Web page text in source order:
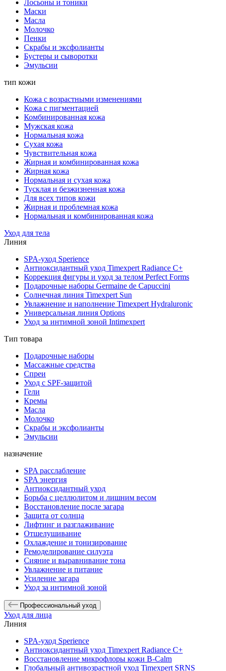
Лосьоны и тоники
Маски
Масла
Молочко
Пенки
Скрабы и эксфолианты
Бустеры и сыворотки
Эмульсии
тип кожи
Кожа с возрастными изменениями
Кожа с пигментацией
Комбинированная кожа
Мужская кожа
Нормальная кожа
Сухая кожа
Чувствительная кожа
Жирная и комбинированная кожа
Жирная кожа
Нормальная и сухая кожа
Тусклая и безжизненная кожа
Для всех типов кожи
Жирная и проблемная кожа
Нормальная и комбинированная кожа
Уход для тела
Линия
SPA-уход Sperience
Антиоксидантный уход Timexpert Radiance C+
Коррекция фигуры и уход за телом Perfect Forms
Подарочные наборы Germaine de Capuccini
Солнечная линия Timexpert Sun
Увлажнение и наполнение Timexpert Hydraluronic
Универсальная линия Options
Уход за интимной зоной Intimexpert
Тип товара
Подарочные наборы
Массажные средства
Спреи
Уход с SPF-защитой
Гели
Кремы
Масла
Молочко
Скрабы и эксфолианты
Эмульсии
назначение
SPA расслабление
SPA энергия
Антиоксидантный уход
Борьба с целлюлитом и лишним весом
Восстановление после загара
Защита от солнца
Лифтинг и разглаживание
Отшелушивание
Охлаждение и тонизирование
Ремоделирование силуэта
Сияние и выравнивание тона
Увлажнение и питание
Усиление загара
Уход за интимной зоной
Профессиональный уход
Уход для лица
Линия
SPA-уход Sperience
Антиоксидантный уход Timexpert Radiance C+
Восстановление микрофлоры кожи B-Calm
Глобальный антивозрастной уход Timexpert SRNS